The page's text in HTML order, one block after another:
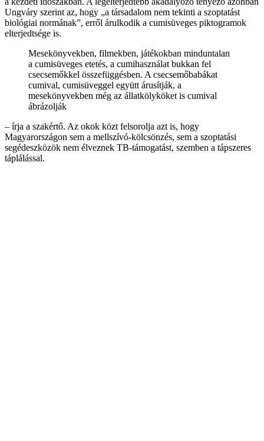
Ungváry szerint az, hogy „a társadalom nem tekinti a szoptatást
biológiai normának”, erről árulkodik a cumisüveges piktogramok
elterjedtsége is.
Mesekönyvekben, filmekben, játékokban minduntalan
a cumisüveges etetés, a cumihasználat bukkan fel
csecsemőkkel összefüggésben. A csecsemőbabákat
cumival, cumisüveggel együtt árusítják, a
mesekönyvekben még az állatkölyköket is cumival
ábrázolják
– írja a szakértő. Az okok közt felsorolja azt is, hogy
Magyarországon sem a mellszívó-kölcsönzés, sem a szoptatási
segédeszközök nem élveznek TB-támogatást, szemben a tápszeres
táplálással.